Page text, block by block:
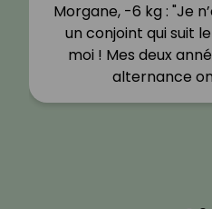
Morgane, -6 kg : "Je
un conjoint qui suit
moi ! Mes deux
alternance